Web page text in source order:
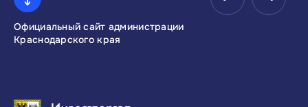
Официальный сайт администрации
Краснодарского края